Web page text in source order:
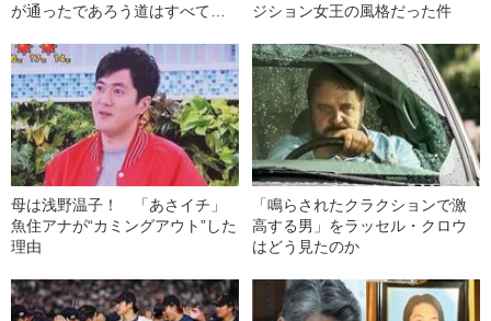
が通ったであろう道はすべて通
主演を‟即決”した理由
ジション女王の風格だった件
母は浅野温子！ 「あさイチ」
魚住アナが“カミングアウト”した
理由
「鳴らされたクラクションで激
高する男」をラッセル・クロウ
はどう見たのか